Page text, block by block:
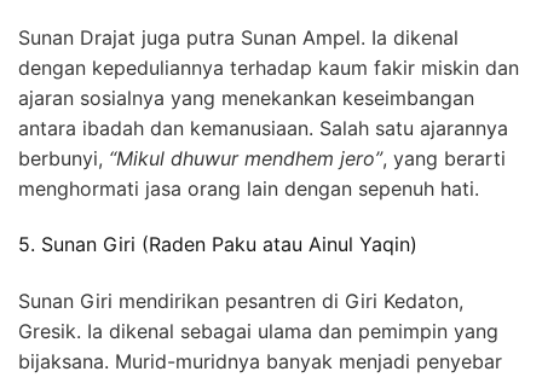
Sunan Drajat juga putra Sunan Ampel. Ia dikenal
dengan kepeduliannya terhadap kaum fakir miskin dan
ajaran sosialnya yang menekankan keseimbangan
antara ibadah dan kemanusiaan. Salah satu ajarannya
berbunyi, “Mikul dhuwur mendhem jero”, yang berarti
menghormati jasa orang lain dengan sepenuh hati.
5. Sunan Giri (Raden Paku atau Ainul Yaqin)
Sunan Giri mendirikan pesantren di Giri Kedaton,
Gresik. Ia dikenal sebagai ulama dan pemimpin yang
bijaksana. Murid-muridnya banyak menjadi penyebar